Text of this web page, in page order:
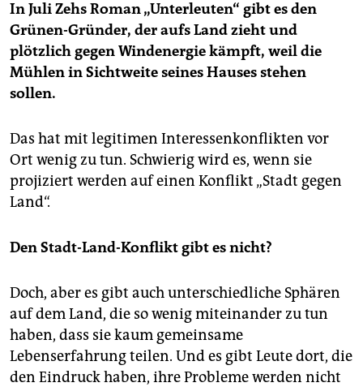
In Juli Zehs Roman „Unterleuten“ gibt es den
Grünen-Gründer, der aufs Land zieht und
plötzlich gegen Windenergie kämpft, weil die
Mühlen in Sichtweite seines Hauses stehen
sollen.
Das hat mit legitimen Interessenkonflikten vor
Ort wenig zu tun. Schwierig wird es, wenn sie
projiziert werden auf einen Konflikt „Stadt gegen
Land“.
Den Stadt-Land-Konflikt gibt es nicht?
Doch, aber es gibt auch unterschiedliche Sphären
auf dem Land, die so wenig miteinander zu tun
haben, dass sie kaum gemeinsame
Lebenserfahrung teilen. Und es gibt Leute dort, die
den Eindruck haben, ihre Probleme werden nicht